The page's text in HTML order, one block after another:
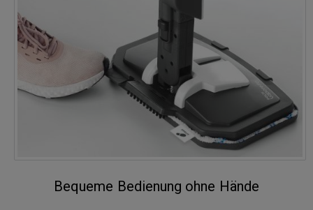
Bequeme Bedienung ohne Hände